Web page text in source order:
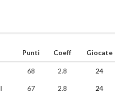
Punti Coeff Giocate
68 2.8 24
67 2.8 24